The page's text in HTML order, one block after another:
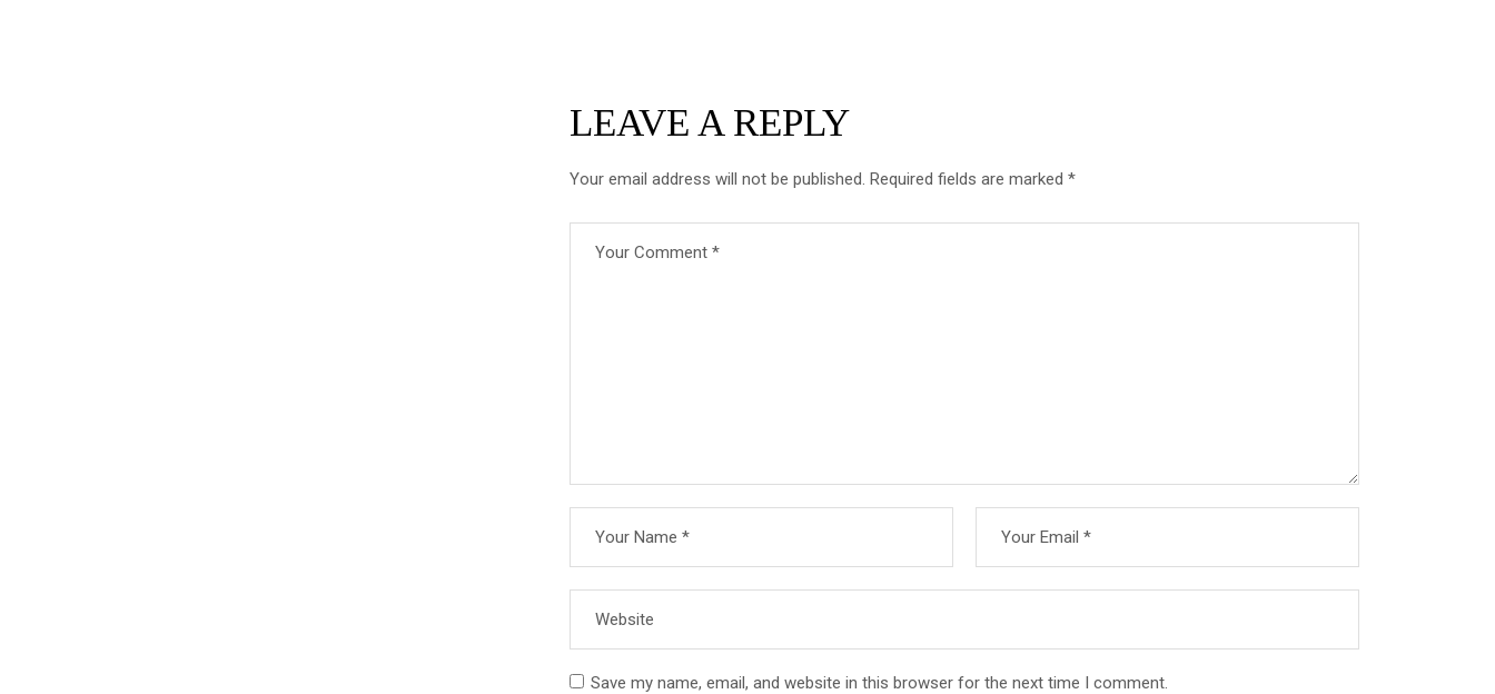
LEAVE A REPLY
Your email address will not be published. Required fields are marked *
Save my name, email, and website in this browser for the next time I comment.